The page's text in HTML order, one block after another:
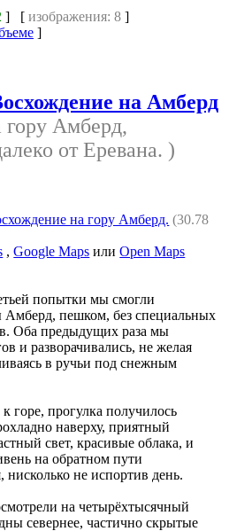
] [ изображения: 8 ]
]
на Амберд
Амберд,
от Еревана. )
на гору Амберд. (30.78
,Google Maps илиOpen Maps
попытки мы смогли
пешком, без специальных
Оба предыдущих раза мы
и разворачивались, не желая
в ручьи под снежным
горе, прогулка получилось
наверху, приятный
свет, красивые облака, и
на обратном пути
нисколько не испортив день.
на четырёхтысячный
севернее, частично скрытые